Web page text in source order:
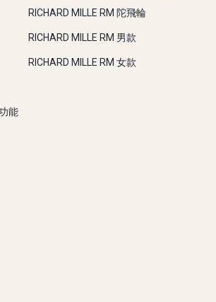
能
RICHARD MILLE RM 陀飛輪
RICHARD MILLE RM 男款
RICHARD MILLE RM 女款